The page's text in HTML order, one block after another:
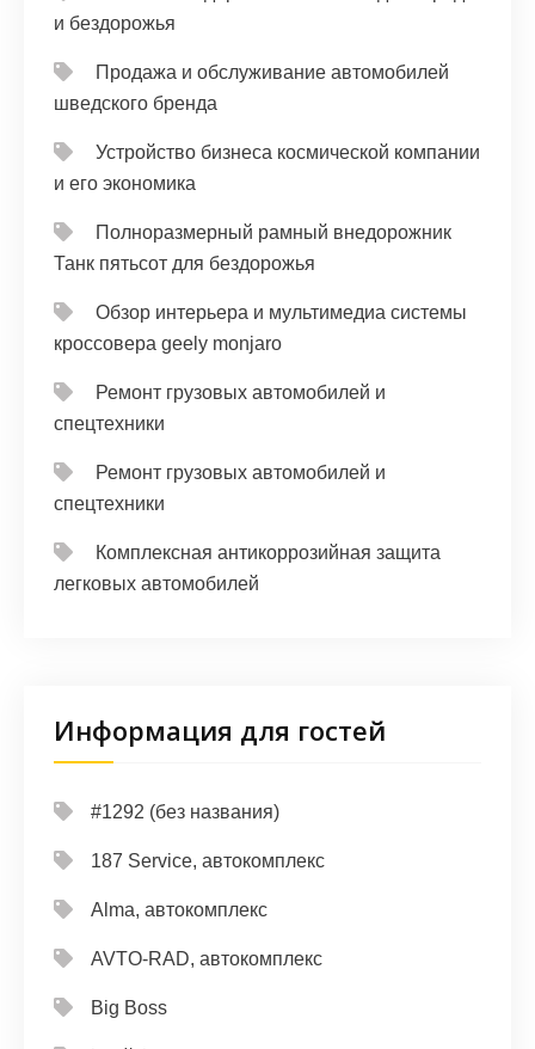
и бездорожья
Продажа и обслуживание автомобилей
шведского бренда
Устройство бизнеса космической компании
и его экономика
Полноразмерный рамный внедорожник
Танк пятьсот для бездорожья
Обзор интерьера и мультимедиа системы
кроссовера geely monjaro
Ремонт грузовых автомобилей и
спецтехники
Ремонт грузовых автомобилей и
спецтехники
Комплексная антикоррозийная защита
легковых автомобилей
Информация для гостей
#1292 (без названия)
187 Service, автокомплекс
Alma, автокомплекс
AVTO-RAD, автокомплекс
Big Boss